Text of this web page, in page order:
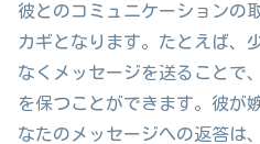
彼とのコミュニケーションの
カギとなります。たとえば、
なくメッセージを送ることで
を保つことができます。彼が
なたのメッセージへの返答は